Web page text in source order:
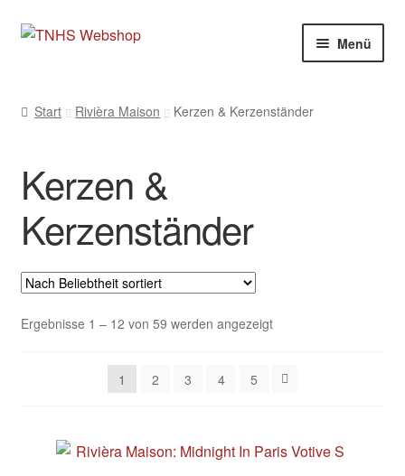
Zur
Zum
Menü
Start Rivièra Maison Kerzen & Kerzenständer
Kerzen &
Kerzenständer
Ergebnisse 1 – 12 von 59 werden angezeigtNach
1
2 3 4 5